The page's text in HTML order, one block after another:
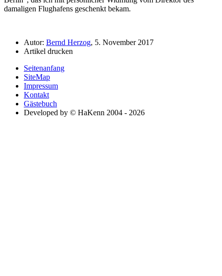
damaligen Flughafens geschenkt bekam.
Autor: Bernd Herzog, 5. November 2017
Artikel drucken
Seitenanfang
SiteMap
Impressum
Kontakt
Gästebuch
Developed by © HaKenn 2004 - 2026